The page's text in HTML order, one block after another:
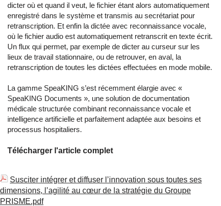
dicter où et quand il veut, le fichier étant alors automatiquement
enregistré dans le système et transmis au secrétariat pour
retranscription. Et enfin la dictée avec reconnaissance vocale,
où le fichier audio est automatiquement retranscrit en texte écrit.
Un flux qui permet, par exemple de dicter au curseur sur les
lieux de travail stationnaire, ou de retrouver, en aval, la
retranscription de toutes les dictées effectuées en mode mobile.
La gamme SpeaKING s’est récemment élargie avec «
SpeaKING Documents », une solution de documentation
médicale structurée combinant reconnaissance vocale et
intelligence artificielle et parfaitement adaptée aux besoins et
processus hospitaliers.
Télécharger l'article complet
Susciter intégrer et diffuser l’innovation sous toutes ses
dimensions, l’agilité au cœur de la stratégie du Groupe
PRISME.pdf